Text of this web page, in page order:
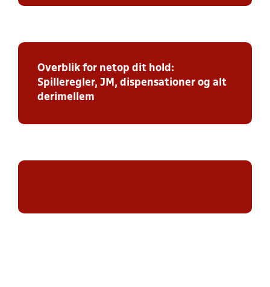
Overblik for netop dit hold:
Spilleregler, JM, dispensationer og alt
derimellem